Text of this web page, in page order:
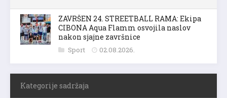
ZAVRŠEN 24. STREETBALL RAMA: Ekipa
CIBONA Aqua Flamm osvojila naslov
nakon sjajne završnice
Sport 02.08.2026.
Kategorije sadržaja